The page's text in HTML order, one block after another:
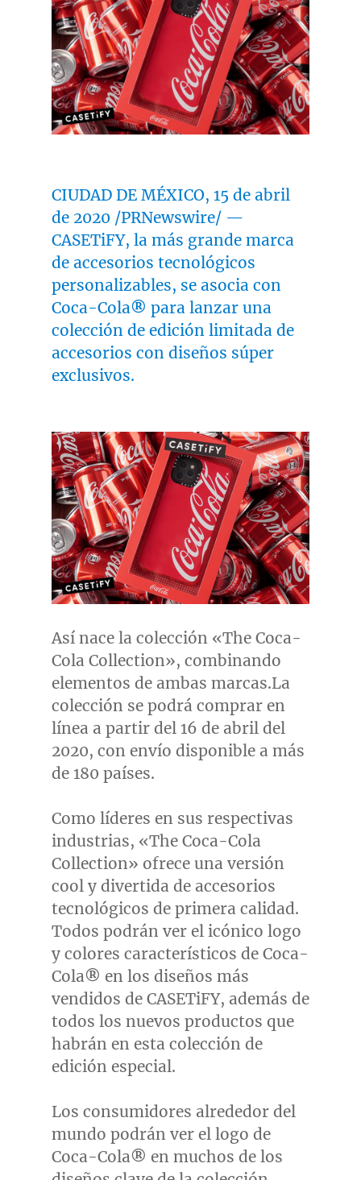
CIUDAD DE MÉXICO, 15 de abril
de 2020 /PRNewswire/ —
CASETiFY, la más grande marca
de accesorios tecnológicos
personalizables, se asocia con
Coca-Cola® para lanzar una
colección de edición limitada de
accesorios con diseños súper
exclusivos.
Así nace la colección «The Coca-
Cola Collection», combinando
elementos de ambas marcas.La
colección se podrá comprar en
línea a partir del 16 de abril del
2020, con envío disponible a más
de 180 países.
Como líderes en sus respectivas
industrias, «The Coca-Cola
Collection» ofrece una versión
cool y divertida de accesorios
tecnológicos de primera calidad.
Todos podrán ver el icónico logo
y colores característicos de Coca-
Cola® en los diseños más
vendidos de CASETiFY, además de
todos los nuevos productos que
habrán en esta colección de
edición especial.
Los consumidores alrededor del
mundo podrán ver el logo de
Coca-Cola® en muchos de los